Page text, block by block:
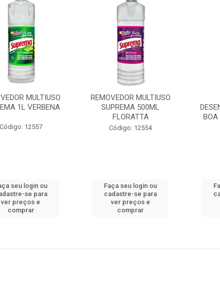
MULTIUSO
1L VERBENA
Código: 12557
seu login ou
se para
ver preços e
comprar
REMOVEDOR MULTIUSO
SUPREMA 500ML
FLORATTA
Código: 12554
Faça seu login ou
cadastre-se para
ver preços e
comprar